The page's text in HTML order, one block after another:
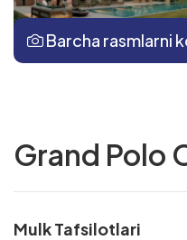
Barcha rasmlarni
Grand Polo
Mulk Tafsilotlari